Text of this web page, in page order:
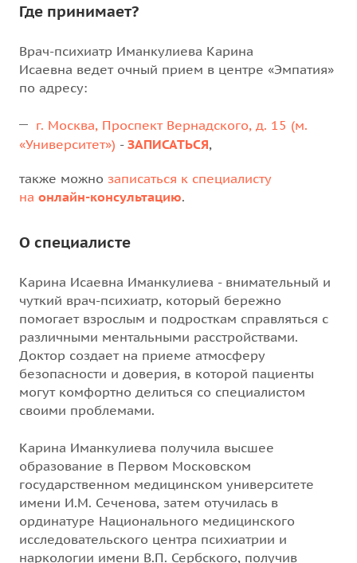
Где принимает?
Врач-психиатр Иманкулиева Карина
Исаевна ведет очный прием в центре «Эмпатия»
по адресу:
г. Москва, Проспект Вернадского, д. 15 (м.
«Университет») - ЗАПИСАТЬСЯ,
также можно записаться к специалисту
на онлайн-консультацию.
О специалисте
Карина Исаевна Иманкулиева - внимательный и
чуткий врач-психиатр, который бережно
помогает взрослым и подросткам справляться с
различными ментальными расстройствами.
Доктор создает на приеме атмосферу
безопасности и доверия, в которой пациенты
могут комфортно делиться со специалистом
своими проблемами.
Карина Иманкулиева получила высшее
образование в Первом Московском
государственном медицинском университете
имени И.М. Сеченова, затем отучилась в
ординатуре Национального медицинского
исследовательского центра психиатрии и
наркологии имени В.П. Сербского, получив